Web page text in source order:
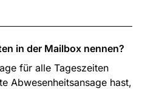
in der Mailbox nennen?
für alle Tageszeiten
Abwesenheitsansage hast,